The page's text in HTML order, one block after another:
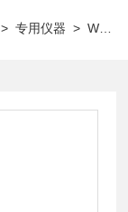
>专用仪器 > WG60单角度光泽度测量仪